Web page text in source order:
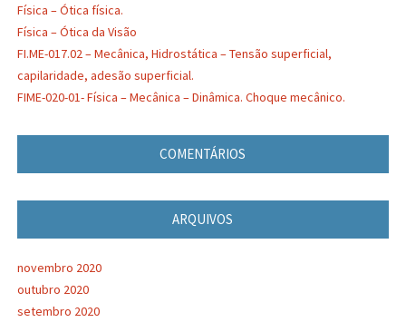
Física – Ótica física.
Física – Ótica da Visão
FI.ME-017.02 – Mecânica, Hidrostática – Tensão superficial,
capilaridade, adesão superficial.
FIME-020-01- Física – Mecânica – Dinâmica. Choque mecânico.
COMENTÁRIOS
ARQUIVOS
novembro 2020
outubro 2020
setembro 2020